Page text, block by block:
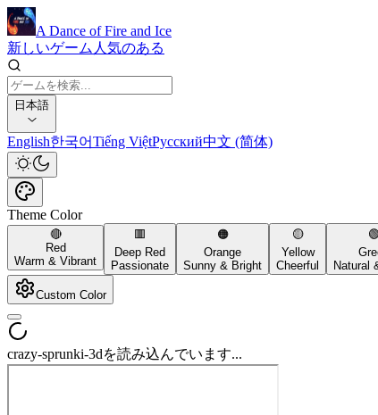
A Dance of Fire and Ice
新しいゲーム 人気のある
日本語
English한국어Tiếng ViệtРусский中文 (简体)
Theme Color
🔴
Red
Warm & Vibrant
🟥
Deep Red
Passionate
🟠
Orange
Sunny & Bright
🟡
Yellow
Cheerful
🟢
Natural
Custom Color
crazy-sprunki-3dを読み込んでいます...